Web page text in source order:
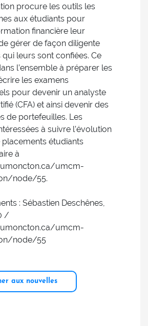
procure les outils les
aux étudiants pour
financière leur
gérer de façon diligente
leurs sont confiées. Ce
l’ensemble à préparer les
les examens
pour devenir un analyste
(CFA) et ainsi devenir des
de portefeuilles. Les
à suivre l’évolution
étudiants
à
umcm-
node/55.
: Sébastien Deschênes,
/
umcm-
node/55
aux nouvelles